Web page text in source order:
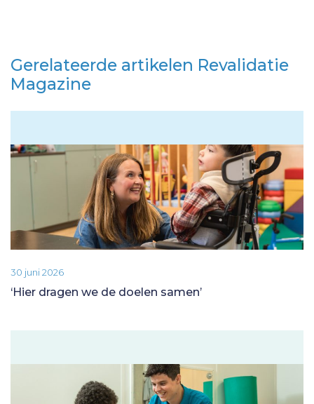
Gerelateerde artikelen Revalidatie
Magazine
30 juni 2026
‘Hier dragen we de doelen samen’